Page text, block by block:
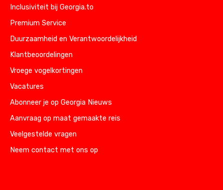
Inclusiviteit bij Georgia.to
Premium Service
Duurzaamheid en Verantwoordelijkheid
Klantbeoordelingen
Vroege vogelkortingen
Vacatures
Abonneer je op Georgia Nieuws
Aanvraag op maat gemaakte reis
Veelgestelde vragen
Neem contact met ons op